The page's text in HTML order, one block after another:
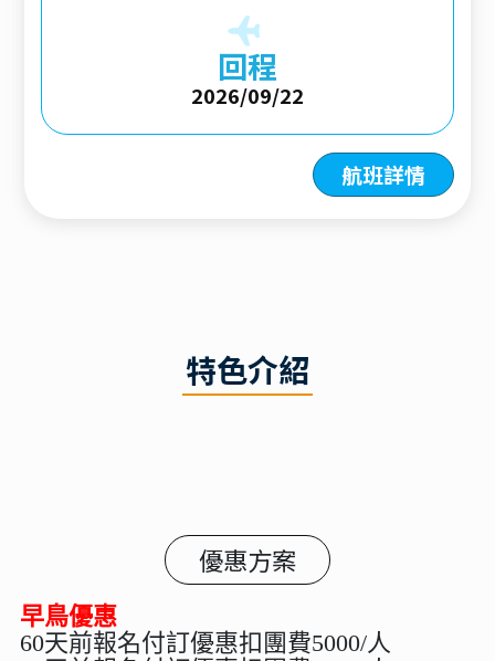
回程
2026/09/22
航班詳情
特色介紹
優惠方案
早鳥優惠
60天前報名付訂優惠扣團費5000/人